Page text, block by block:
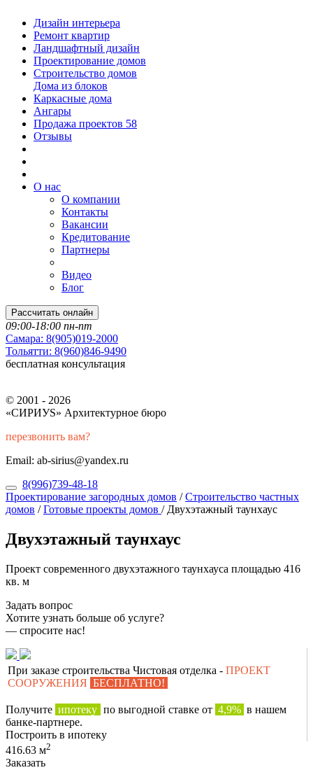
Дизайн интерьера
Ремонт квартир
Ландшафтный дизайн
Проектирование домов
Строительство домов
Дома из блоков
Каркасные дома
Ангары
Продажа проектов 58
Отзывы
О нас
О компании
Контакты
Вакансии
Кредитование
Партнеры
Видео
Блог
Рассчитать онлайн
09:00-18:00 пн-пт
Самара: 8(905)019-2000
Тольятти: 8(960)846-9490
бесплатная консультация
© 2001 - 2026
«СИРИУS» Архитектурное бюро
перезвонить вам?
Email: ab-sirius@yandex.ru
8(996)739-48-18
Проектирование загородных домов /Строительство частных
домов /Готовые проекты домов / Двухэтажный таунхаус
Двухэтажный таунхаус
Проект современного двухэтажного таунхауса площадью 416
кв. м
Задать вопрос
Хотите узнать больше об услуге?
— спросите нас!
При заказе строительства Чистовая отделка - ПРОЕКТ
СООРУЖЕНИЯ БЕСПЛАТНО!
Получите ипотеку по выгодной ставке от 4,9% в нашем
банке-партнере.
Построить в ипотеку
416.63 м2
Заказать